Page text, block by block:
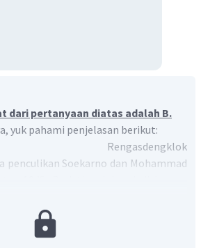
dari pertanyaan diatas adalah B.
yuk pahami penjelasan berikut:
Rengasdengklok
penculikan Soekarno dan Mohammad
ditolak Soekarno dan Hatta.
untuk menjauhkan Soekarno dan